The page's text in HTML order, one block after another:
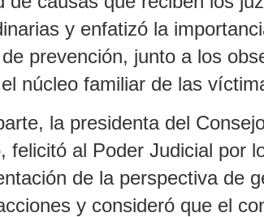
y enfatizó la
prevención, junto a los
núcleo familiar de las
la presidenta del
felicitó al Poder Judicial por
de la perspectiva de
y consideró que el